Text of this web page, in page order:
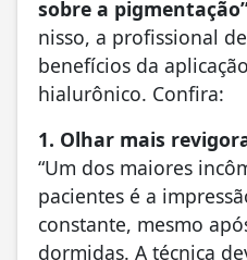
sobre a
nisso, a profissional
benefícios da
hialurônico. Confira:
1. Olhar mais
“Um dos maiores
pacientes é a
constante, mesmo
dormidas. A técnica